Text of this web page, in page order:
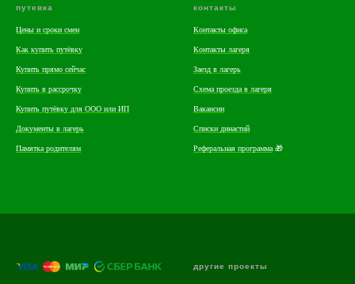
путевка
Цены и сроки смен
Как купить путёвку
Купить прямо сейчас
Купить в рассрочку
Купить путёвку для ООО или ИП
Документы в лагерь
Памятка родителям
контакты
Контакты офиса
Контакты лагеря
Заезд в лагерь
Схема проезда в лагеря
Вакансии
Списки династий
Реферальная программа 🎁
другие проекты